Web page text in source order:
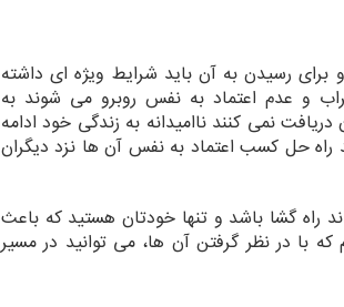
رسیدن به آن باید شرایط ویژه ای داشته
و عدم اعتماد به نفس روبرو می شوند به
نمی کنند ناامیدانه به زندگی خود ادامه
راه حل کسب اعتماد به نفس آن ها نزد دیگران
گشا باشد و تنها خودتان هستید که باعث
با در نظر گرفتن آن ها، می توانید در مسیر